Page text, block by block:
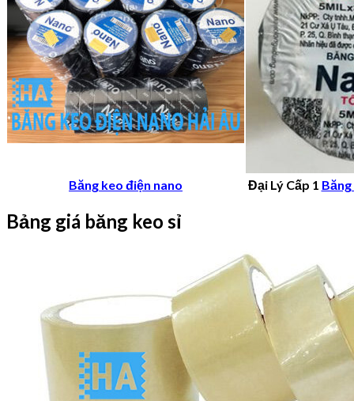
Băng keo điện nano Đại Lý Cấp 1
Bảng giá băng keo sỉ